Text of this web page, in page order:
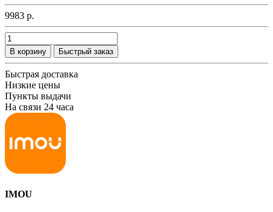
9983 р.
В корзину Быстрый заказ
Быстрая доставка
Низкие цены
Пункты выдачи
На связи 24 часа
IMOU